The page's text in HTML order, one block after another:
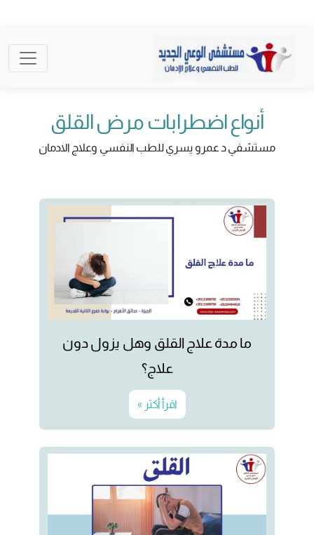
أنواع اضطرابات مرض القلق
مستشفي د عمرو يسري للطب النفسي وعلاج الادمان
ما مدة علاج القلق وهل يزول دون
علاج؟
اقرأ أكثر »